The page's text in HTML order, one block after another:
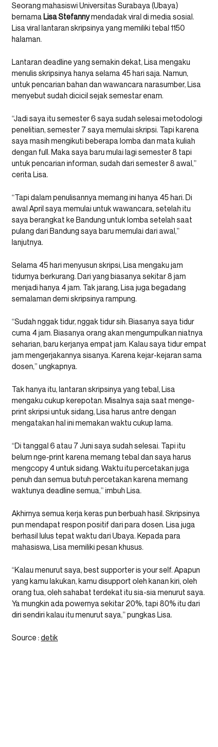
Seorang mahasiswi Universitas Surabaya (Ubaya)
bernama Lisa Stefannymendadak viral di media sosial.
Lisa viral lantaran skripsinya yang memiliki tebal 1150
halaman.
Lantaran deadline yang semakin dekat, Lisa mengaku
menulis skripsinya hanya selama 45 hari saja. Namun,
untuk pencarian bahan dan wawancara narasumber, Lisa
menyebut sudah dicicil sejak semestar enam.
“Jadi saya itu semester 6 saya sudah selesai metodologi
penelitian, semester 7 saya memulai skripsi. Tapi karena
saya masih mengikuti beberapa lomba dan mata kuliah
dengan full. Maka saya baru mulai lagi semester 8 tapi
untuk pencarian informan, sudah dari semester 8 awal,”
cerita Lisa.
“Tapi dalam penulisannya memang ini hanya 45 hari. Di
awal April saya memulai untuk wawancara, setelah itu
saya berangkat ke Bandung untuk lomba setelah saat
pulang dari Bandung saya baru memulai dari awal,”
lanjutnya.
Selama 45 hari menyusun skripsi, Lisa mengaku jam
tidurnya berkurang. Dari yang biasanya sekitar 8 jam
menjadi hanya 4 jam. Tak jarang, Lisa juga begadang
semalaman demi skripsinya rampung.
“Sudah nggak tidur, nggak tidur sih. Biasanya saya tidur
cuma 4 jam. Biasanya orang akan mengumpulkan niatnya
seharian, baru kerjanya empat jam. Kalau saya tidur empat
jam mengerjakannya sisanya. Karena kejar-kejaran sama
dosen,” ungkapnya.
Tak hanya itu, lantaran skripsinya yang tebal, Lisa
mengaku cukup kerepotan. Misalnya saja saat menge-
print skripsi untuk sidang, Lisa harus antre dengan
mengatakan hal ini memakan waktu cukup lama.
“Di tanggal 6 atau 7 Juni saya sudah selesai. Tapi itu
belum nge-print karena memang tebal dan saya harus
mengcopy 4 untuk sidang. Waktu itu percetakan juga
penuh dan semua butuh percetakan karena memang
waktunya deadline semua,” imbuh Lisa.
Akhirnya semua kerja keras pun berbuah hasil. Skripsinya
pun mendapat respon positif dari para dosen. Lisa juga
berhasil lulus tepat waktu dari Ubaya. Kepada para
mahasiswa, Lisa memiliki pesan khusus.
“Kalau menurut saya, best supporter is your self. Apapun
yang kamu lakukan, kamu disupport oleh kanan kiri, oleh
orang tua, oleh sahabat terdekat itu sia-sia menurut saya.
Ya mungkin ada powernya sekitar 20%, tapi 80% itu dari
diri sendiri kalau itu menurut saya,” pungkas Lisa.
Source : detik